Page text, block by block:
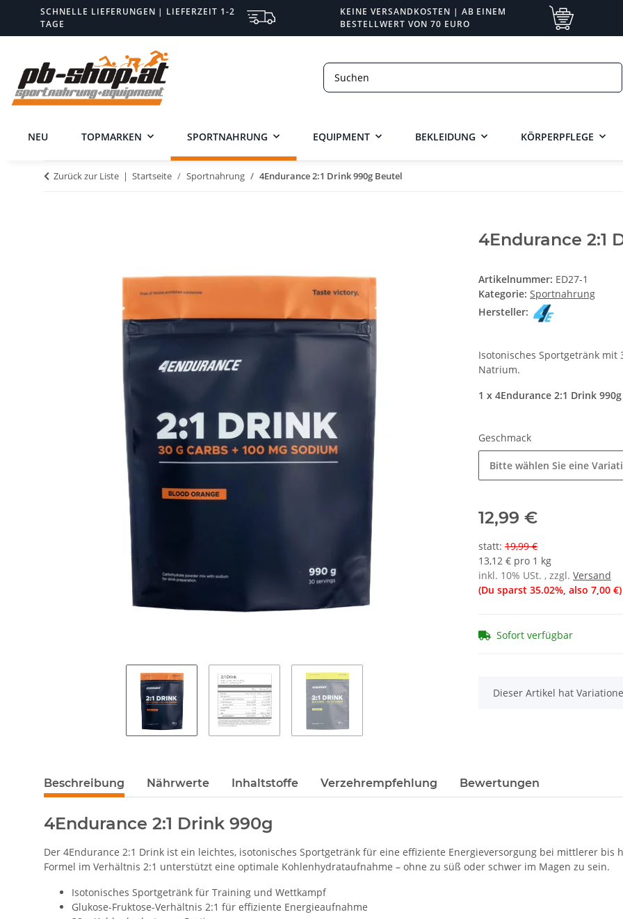
SCHNELLE LIEFERUNGEN | LIEFERZEIT 1-2
TAGE
KEINE VERSANDKOSTEN | AB EINEM
BESTELLWERT VON 70 EURO
NEU TOPMARKEN SPORTNAHRUNG EQUIPMENT BEKLEIDUNG KÖRPERPFLEGE
Zurück zur Liste Startseite Sportnahrung 4Endurance 2:1 Drink 990g Beutel
4Endurance 2:1
Artikelnummer: ED27-1
Kategorie: Sportnahrung
Hersteller:
Isotonisches Sportgetränk mit
Natrium.
1 x 4Endurance 2:1 Drink
Geschmack
Bitte wählen Sie eine
12,99 €
statt: 19,99 €
13,12 € pro 1 kg
inkl. 10% USt. , zzgl. Versand
(Du sparst 35.02%, also 7,00 €)
Sofort verfügbar
x
Dieser Artikel hat
Beschreibung Nährwerte Inhaltstoffe Verzehrempfehlung Bewertungen
4Endurance 2:1 Drink 990g
Der 4Endurance 2:1 Drink ist ein leichtes, isotonisches Sportgetränk für eine effiziente Energieversorgung bei mittlerer bis
Formel im Verhältnis 2:1 unterstützt eine optimale Kohlenhydrataufnahme – ohne zu süß oder schwer im Magen zu sein.
Isotonisches Sportgetränk für Training und Wettkampf
Glukose-Fruktose-Verhältnis 2:1 für effiziente Energieaufnahme